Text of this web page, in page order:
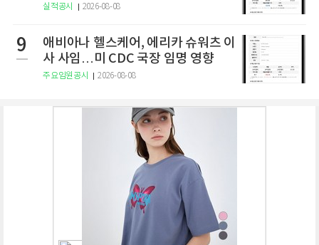
사로 446만 달러 조달
실적공시 2026-08-08
9
애비아나 헬스케어, 에리카 슈워츠 이
사 사임…미 CDC 국장 임명 영향
주요임원공시 2026-08-08